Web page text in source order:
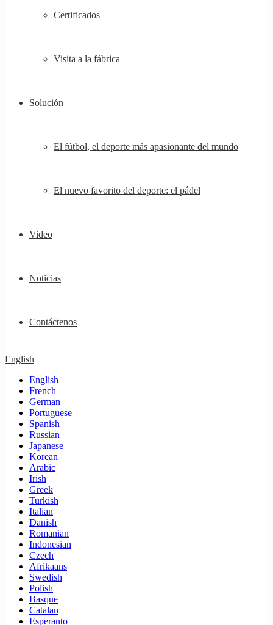
Certificados
Visita a la fábrica
Solución
El fútbol, ​​el deporte más apasionante del mundo
El nuevo favorito del deporte: el pádel
Video
Noticias
Contáctenos
English
English
French
German
Portuguese
Spanish
Russian
Japanese
Korean
Arabic
Irish
Greek
Turkish
Italian
Danish
Romanian
Indonesian
Czech
Afrikaans
Swedish
Polish
Basque
Catalan
Esperanto